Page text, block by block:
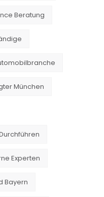
Beratung
München
Experten
Bayern